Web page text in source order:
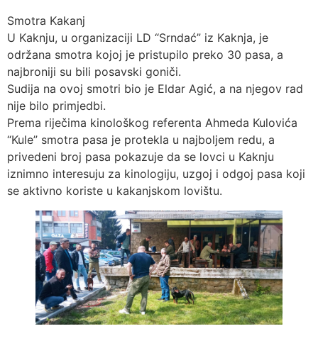
Smotra Kakanj
U Kaknju, u organizaciji LD “Srndać” iz Kaknja, je
održana smotra kojoj je pristupilo preko 30 pasa, a
najbroniji su bili posavski goniči.
Sudija na ovoj smotri bio je Eldar Agić, a na njegov rad
nije bilo primjedbi.
Prema riječima kinološkog referenta Ahmeda Kulovića
“Kule” smotra pasa je protekla u najboljem redu, a
privedeni broj pasa pokazuje da se lovci u Kaknju
iznimno interesuju za kinologiju, uzgoj i odgoj pasa koji
se aktivno koriste u kakanjskom lovištu.